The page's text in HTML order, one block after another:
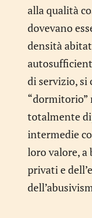
alla qualità
dovevano
densità
di servizio, si
“dormitorio”
totalmente
intermedie
loro valore,
privati e